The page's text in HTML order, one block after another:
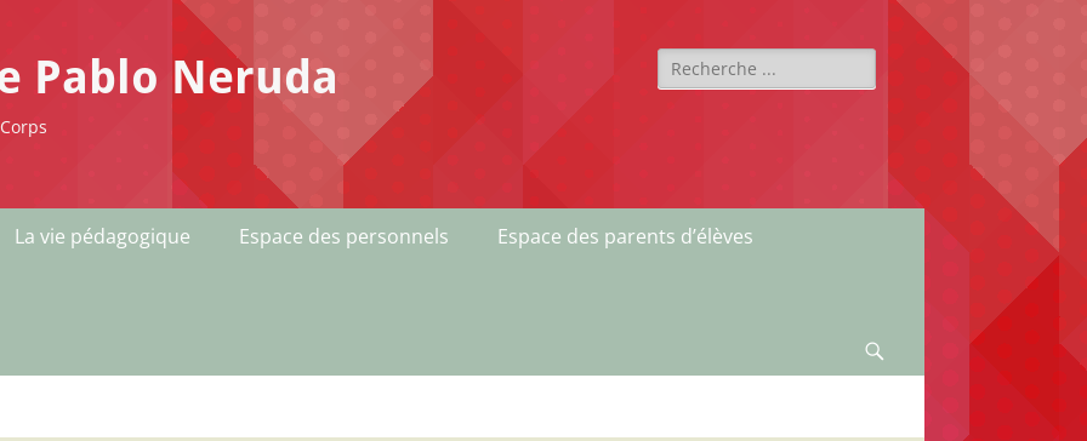
Pablo Neruda
La vie pédagogique Espace des personnels Espace des parents d’élèves